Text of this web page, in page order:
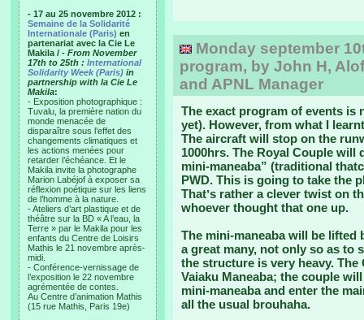
- 17 au 25 novembre 2012 :
Semaine de la Solidarité
Internationale (Paris) en
partenariat avec la Cie Le
Makila / - From November
17th to 25th : International
Solidarity Week (Paris) in
partnership with la Cie Le
Makila:
- Exposition photographique :
Tuvalu, la première nation du
monde menacée de
disparaître sous l’effet des
changements climatiques et
les actions menées pour
retarder l’échéance. Et le
Makila invite la photographe
Marion Labéjof à exposer sa
réflexion poétique sur les liens
de l’homme à la nature.
- Ateliers d’art plastique et de
théâtre sur la BD « A l’eau, la
Terre » par le Makila pour les
enfants du Centre de Loisirs
Mathis le 21 novembre après-
midi.
- Conférence-vernissage de
l’exposition le 22 novembre
agrémentée de contes.
Au Centre d’animation Mathis
(15 rue Mathis, Paris 19e)
Monday september
program, by John H,
and APNL Manager
The exact program of events is
yet). However, from what I
The aircraft will stop on the
1000hrs. The Royal Couple will
mini-maneaba” (traditional
PWD. This is going to take the
Thatʼs rather a clever twist on
whoever thought that one up.
The mini-maneaba will be lifted
a great many, not only so as to
the structure is very heavy.
Vaiaku Maneaba; the couple
mini-maneaba and enter the
all the usual brouhaha.